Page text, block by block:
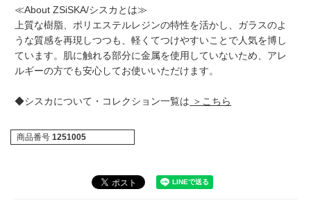
≪About ZSiSKA/シスカとは≫
上質な樹脂、ポリエステルレジンの特性を活かし、ガラスのよ
うな質感を再現しつつも、軽くてつけやすいことで人気を博し
ています。肌に触れる部分に金属を使用していないため、アレ
ルギーの方でも安心してお使いいただけます。
◆シスカについて・コレクション一覧は ＞こちら
商品番号 1251005